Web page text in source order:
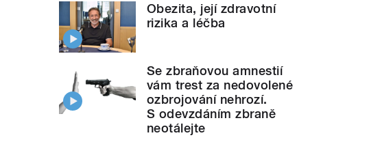
Obezita, její zdravotní
rizika a léčba
Se zbraňovou amnestií
vám trest za nedovolené
ozbrojování nehrozí.
S odevzdáním zbraně
neotálejte